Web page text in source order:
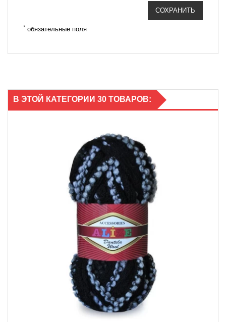
СОХРАНИТЬ
* обязательные поля
В ЭТОЙ КАТЕГОРИИ 30 ТОВАРОВ: